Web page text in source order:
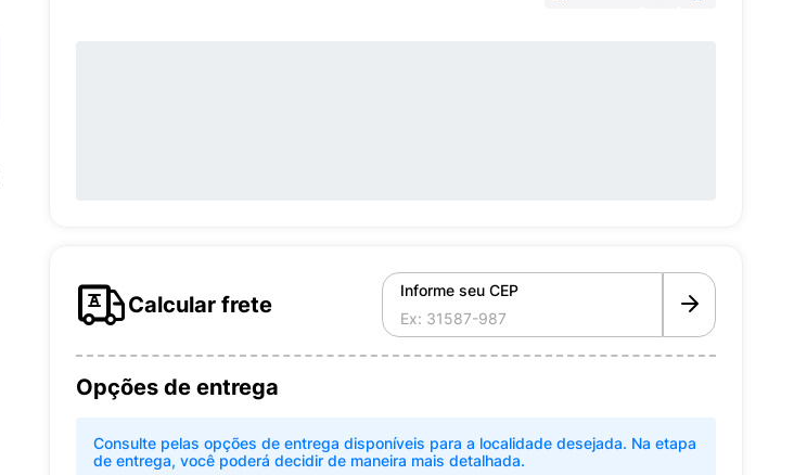
Calcular frete
Informe seu CEP
Opções de entrega
Consulte pelas opções de entrega disponíveis para a localidade desejada. Na etapa
de entrega, você poderá decidir de maneira mais detalhada.